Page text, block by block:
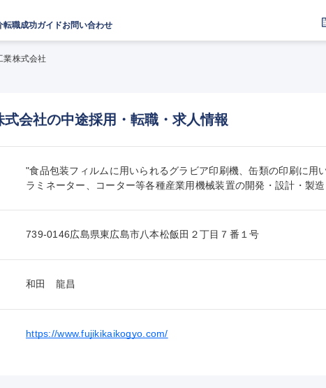
転職成功ガイドお問い合わせ
業株式会社
会社の中途採用・転職・求人情報
"食品包装フィルムに用いられるグラビア印刷機、缶類の印刷に用
ラミネーター、コーター等各種産業用機械装置の開発・設計・製
739-0146広島県東広島市八本松飯田２丁目７番１号
和田　龍昌
https://www.fujikikaikogyo.com/